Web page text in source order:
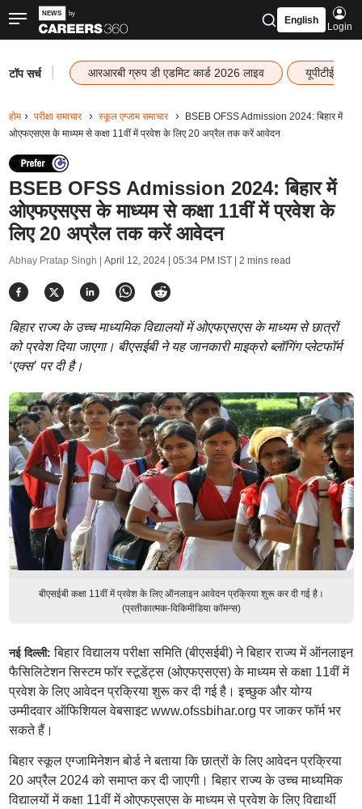
English
Login
टॉप सर्च आरआरबी ग्रुप डी एडमिट कार्ड 2026 लाइव यूपीटीईटी
होम परीक्षा समाचार स्कूल एग्जाम समाचार
BSEB OFSS Admission 2024: बिहार में
ओएफएसएस के माध्यम से कक्षा 11वीं में प्रवेश के लिए 20 अप्रैल तक करें आवेदन
BSEB OFSS Admission 2024: बिहार में
ओएफएसएस के माध्यम से कक्षा 11वीं में प्रवेश के
लिए 20 अप्रैल तक करें आवेदन
Abhay Pratap Singh | April 12, 2024 | 05:34 PM IST| 2 mins read
बिहार राज्य के उच्च माध्यमिक विद्यालयों में ओएफएसएस के माध्यम से छात्रों
को प्रवेश दिया जाएगा। बीएसईबी ने यह जानकारी माइक्रो ब्लॉगिंग प्लेटफॉर्म
‘एक्स’ पर दी है।
बीएसईबी कक्षा 11वीं में प्रवेश के लिए ऑनलाइन आवेदन प्रक्रिया शुरू कर दी गई है।
(प्रतीकात्मक-विकिमीडिया कॉमन्स)
नई दिल्ली: बिहार विद्यालय परीक्षा समिति (बीएसईबी) ने बिहार राज्य में ऑनलाइन
फैसिलिटेशन सिस्टम फॉर स्टूडेंट्स (ओएफएसएस) के माध्यम से कक्षा 11वीं में
प्रवेश के लिए आवेदन प्रक्रिया शुरू कर दी गई है। इच्छुक और योग्य
उम्मीदवार ऑफिशियल वेबसाइट www.ofssbihar.org पर जाकर फॉर्म भर
सकते हैं।
बिहार स्कूल एग्जामिनेशन बोर्ड ने बताया कि छात्रों के लिए आवेदन प्रक्रिया
20 अप्रैल 2024 को समाप्त कर दी जाएगी। बिहार राज्य के उच्च माध्यमिक
विद्यालयों में कक्षा 11वीं में ओएफएसएस के माध्यम से प्रवेश के लिए विद्यार्थी